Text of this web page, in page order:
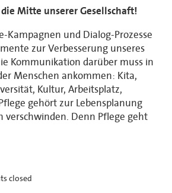
Mitte unserer Gesellschaft!
Kampagnen und Dialog-Prozesse
zur Verbesserung unseres
Kommunikation darüber muss in
Menschen ankommen: Kita,
Kultur, Arbeitsplatz,
gehört zur Lebensplanung
verschwinden. Denn Pflege geht
closed